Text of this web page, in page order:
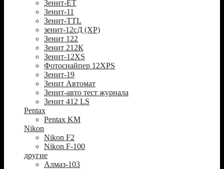
Зенит-ЕТ
Зенит-11
Зенит-TTL
зенит-12сД (XP)
Зенит 122
Зенит 212К
Зенит-12XS
Фотоснайпер 12XPS
Зенит-19
Зенит Автомат
Зенит-авто тест журнала
Зенит 412 LS
Pentax
Pentax KM
Nikon
Nikon F2
Nikon F-100
другие
Алмаз-103